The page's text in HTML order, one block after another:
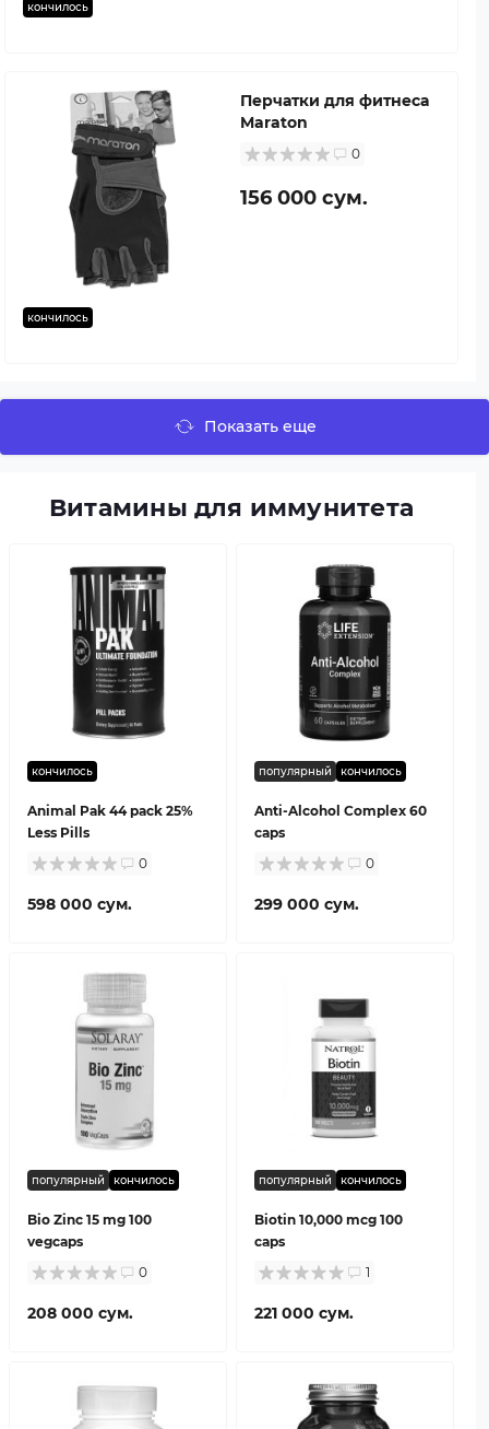
кончилось
кончилось
Перчатки для фитнеса
Maraton
0
156 000 сум.
Показать еще
Витамины для иммунитета
кончилось
Animal Pak 44 pack 25%
Less Pills
0
598 000 сум.
популярный кончилось
Anti-Alcohol Complex 60
caps
0
299 000 сум.
популярный кончилось
Bio Zinc 15 mg 100
vegcaps
0
208 000 сум.
популярный кончилось
Biotin 10,000 mcg 100
caps
1
221 000 сум.